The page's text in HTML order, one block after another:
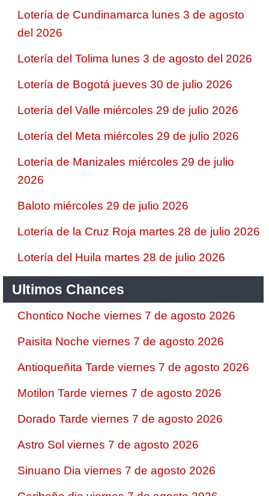
Lotería de Cundinamarca lunes 3 de agosto
del 2026
Lotería del Tolima lunes 3 de agosto del 2026
Lotería de Bogotá jueves 30 de julio 2026
Lotería del Valle miércoles 29 de julio 2026
Lotería del Meta miércoles 29 de julio 2026
Lotería de Manizales miércoles 29 de julio
2026
Baloto miércoles 29 de julio 2026
Lotería de la Cruz Roja martes 28 de julio 2026
Lotería del Huila martes 28 de julio 2026
Ultimos Chances
Chontico Noche viernes 7 de agosto 2026
Paisita Noche viernes 7 de agosto 2026
Antioqueñita Tarde viernes 7 de agosto 2026
Motilon Tarde viernes 7 de agosto 2026
Dorado Tarde viernes 7 de agosto 2026
Astro Sol viernes 7 de agosto 2026
Sinuano Dia viernes 7 de agosto 2026